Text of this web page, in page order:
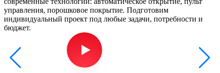
управления, порошковое покрытие. Подготовим
индивидуальный проект под любые задачи, потребности и
бюджет.